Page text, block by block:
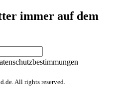
immer auf dem
All rights reserved.